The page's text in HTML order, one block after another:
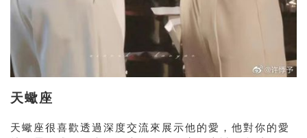
天蠍座
天蠍座很喜歡透過深度交流來展示他的愛，他對你的愛